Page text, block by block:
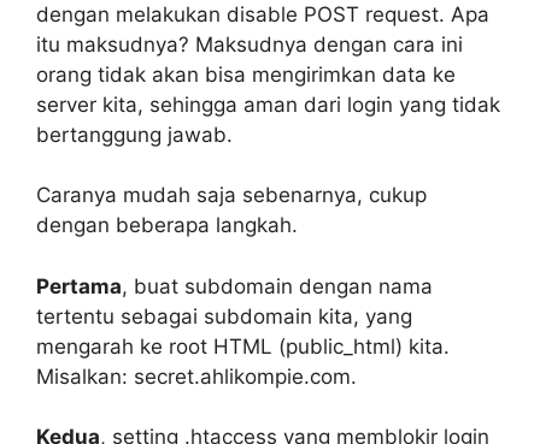
dengan melakukan disable POST request. Apa
itu maksudnya? Maksudnya dengan cara ini
orang tidak akan bisa mengirimkan data ke
server kita, sehingga aman dari login yang tidak
bertanggung jawab.
Caranya mudah saja sebenarnya, cukup
dengan beberapa langkah.
Pertama, buat subdomain dengan nama
tertentu sebagai subdomain kita, yang
mengarah ke root HTML (public_html) kita.
Misalkan: secret.ahlikompie.com.
Kedua, setting .htaccess yang memblokir login